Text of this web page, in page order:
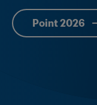
Point 2026